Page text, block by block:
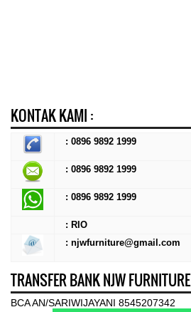
KONTAK KAMI :
: 0896 9892 1999
: 0896 9892 1999
: 0896 9892 1999
: RIO
: njwfurniture@gmail.com
TRANSFER BANK NJW FURNITURE
BCA AN/SARIWIJAYANI 8545207342